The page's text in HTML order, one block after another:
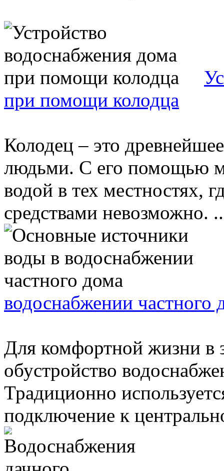
при помощи колодца
Колодец – это
людьми. С его помощью
водой в тех местностях,
средствами невозможно.
водоснабжении частного
Для комфортной жизни в
обустройство
Традиционно
подключение к